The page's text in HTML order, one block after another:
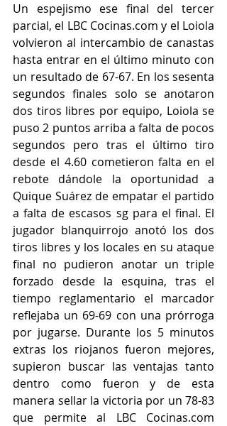
Un espejismo ese final del tercer
parcial, el LBC Cocinas.com y el Loiola
volvieron al intercambio de canastas
hasta entrar en el último minuto con
un resultado de 67-67. En los sesenta
segundos finales solo se anotaron
dos tiros libres por equipo, Loiola se
puso 2 puntos arriba a falta de pocos
segundos pero tras el último tiro
desde el 4.60 cometieron falta en el
rebote dándole la oportunidad a
Quique Suárez de empatar el partido
a falta de escasos sg para el final. El
jugador blanquirrojo anotó los dos
tiros libres y los locales en su ataque
final no pudieron anotar un triple
forzado desde la esquina, tras el
tiempo reglamentario el marcador
reflejaba un 69-69 con una prórroga
por jugarse. Durante los 5 minutos
extras los riojanos fueron mejores,
supieron buscar las ventajas tanto
dentro como fueron y de esta
manera sellar la victoria por un 78-83
que permite al LBC Cocinas.com